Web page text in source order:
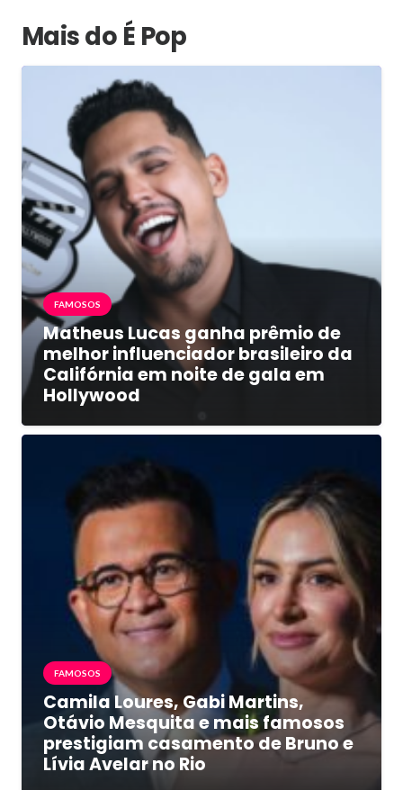
Mais do É Pop
FAMOSOS
Matheus Lucas ganha prêmio de
melhor influenciador brasileiro da
Califórnia em noite de gala em
Hollywood
FAMOSOS
Camila Loures, Gabi Martins,
Otávio Mesquita e mais famosos
prestigiam casamento de Bruno e
Lívia Avelar no Rio